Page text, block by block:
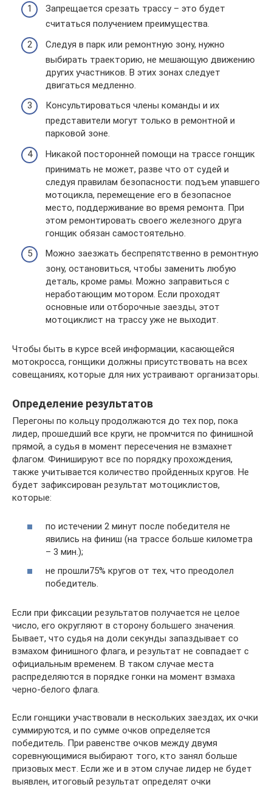
Запрещается срезать трассу – это будет
считаться получением преимущества.
Следуя в парк или ремонтную зону, нужно
выбирать траекторию, не мешающую движению
других участников. В этих зонах следует
двигаться медленно.
Консультироваться члены команды и их
представители могут только в ремонтной и
парковой зоне.
Никакой посторонней помощи на трассе гонщик
принимать не может, разве что от судей и
следуя правилам безопасности: подъем упавшего
мотоцикла, перемещение его в безопасное
место, поддерживание во время ремонта. При
этом ремонтировать своего железного друга
гонщик обязан самостоятельно.
Можно заезжать беспрепятственно в ремонтную
зону, остановиться, чтобы заменить любую
деталь, кроме рамы. Можно заправиться с
неработающим мотором. Если проходят
основные или отборочные заезды, этот
мотоциклист на трассу уже не выходит.
Чтобы быть в курсе всей информации, касающейся
мотокросса, гонщики должны присутствовать на всех
совещаниях, которые для них устраивают организаторы.
Определение результатов
Перегоны по кольцу продолжаются до тех пор, пока
лидер, прошедший все круги, не промчится по финишной
прямой, а судья в момент пересечения не взмахнет
флагом. Финишируют все по порядку прохождения,
также учитывается количество пройденных кругов. Не
будет зафиксирован результат мотоциклистов,
которые:
по истечении 2 минут после победителя не
явились на финиш (на трассе больше километра
– 3 мин.);
не прошли75% кругов от тех, что преодолел
победитель.
Если при фиксации результатов получается не целое
число, его округляют в сторону большего значения.
Бывает, что судья на доли секунды запаздывает со
взмахом финишного флага, и результат не совпадает с
официальным временем. В таком случае места
распределяются в порядке гонки на момент взмаха
черно-белого флага.
Если гонщики участвовали в нескольких заездах, их очки
суммируются, и по сумме очков определяется
победитель. При равенстве очков между двумя
соревнующимися выбирают того, кто занял больше
призовых мест. Если же и в этом случае лидер не будет
выявлен, итоговый результат определят очки